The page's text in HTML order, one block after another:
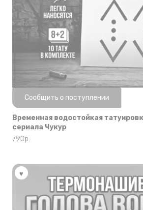
Нет в наличии
Сообщить о поступлении
Временная водостойкая
сериала Чукур
790р.